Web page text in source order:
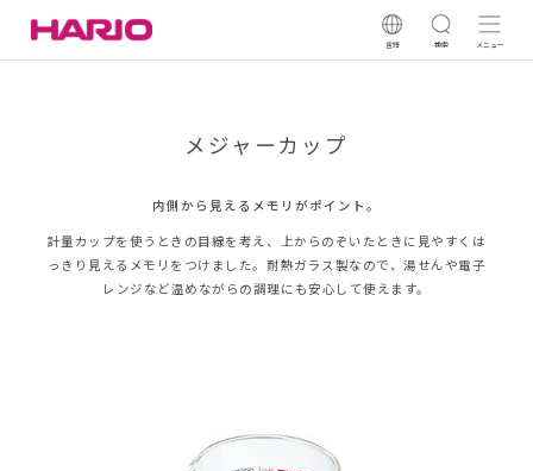
言語 検索 メニュー
メジャーカップ
内側から見えるメモリがポイント。
計量カップを使うときの目線を考え、上からのぞいたときに見やすくは
っきり見えるメモリをつけました。耐熱ガラス製なので、湯せんや電子
レンジなど温めながらの調理にも安心して使えます。